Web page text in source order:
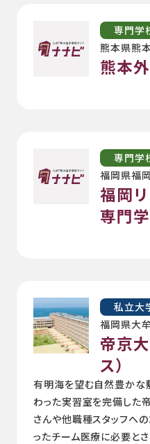
専門学
熊本県熊
熊本
専門学
福岡県福
福岡
専門
私立大
福岡県大
帝京
ス）
有明海を望む自然豊かな
わった実習室を完備した
さんや他職種スタッフへ
ったチーム医療に必要と